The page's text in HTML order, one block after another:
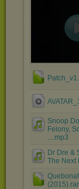
Snoop
Felony,
....mp3
Dr Dre &
The Next
(2015).rar